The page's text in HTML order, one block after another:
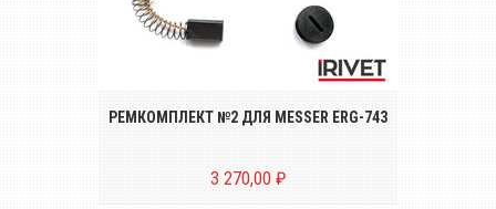
Ремкомплект №2 для электрического
заклёпочника MESSER ERG-743
РЕМКОМПЛЕКТ №2 ДЛЯ MESSER ERG-743
3 270,00 ₽